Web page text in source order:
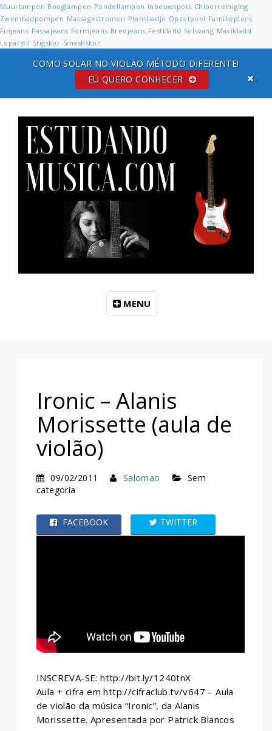
Muurlampen Booglampen Pendellampen Inbouwspots Chloorreiniging
Zwembadpompen Massagestromen Plonsbadje Opzetpool Familieplons
Finjeans Passajeans Formjeans Bredjeans Festkladd Solsvang Maxikladd
Loparstil Stigskor Smashskor
EU QUERO CONHECER
MENU
Ironic – Alanis
Morissette (aula de
violão)
09/02/2011 Salomao
Sem
categoria
FACEBOOK TWITTER
INSCREVA-SE: http://bit.ly/1240tnX
Aula + cifra em http://cifraclub.tv/v647 – Aula
de violão da música “Ironic”, da Alanis
Morissette. Apresentada por Patrick Blancos